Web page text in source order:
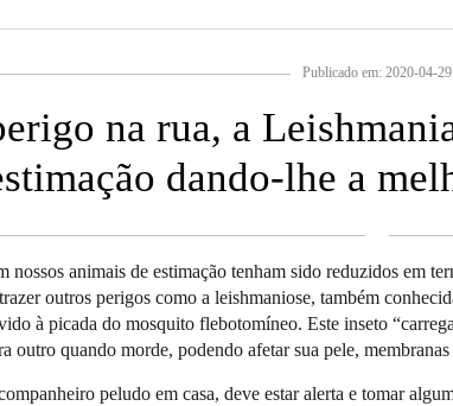
Publicado em: 2020-04-29
na rua, a
dando-lhe a
nossos animais de estimação tenham sido reduzidos em
outros perigos como a leishmaniose, também
à picada do mosquito flebotomíneo. Este inseto
outro quando morde, podendo afetar sua pele,
peludo em casa, deve estar alerta e tomar